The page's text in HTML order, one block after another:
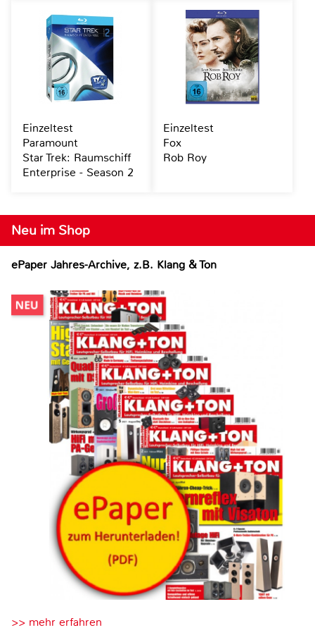
Neu im Shop
ePaper Jahres-Archive, z.B. Klang & Ton
>> mehr erfahren
Einzeltest
Paramount
Star Trek: Raumschiff
Enterprise - Season 2
Einzeltest
Fox
Rob Roy